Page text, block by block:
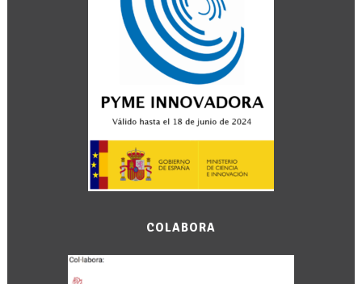
COLABORA